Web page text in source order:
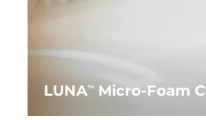
LUNATMMicro-Foam